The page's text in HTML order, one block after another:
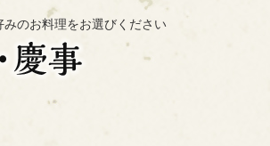
みのお料理をお選びください